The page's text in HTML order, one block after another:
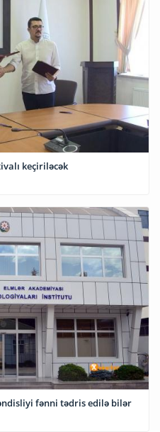
keçiriləcək
fənni tədris edilə bilər